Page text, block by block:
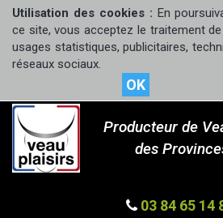
Utilisation des cookies : En
ce site, vous acceptez le traitement
usages statistiques, publicitaires,
réseaux sociaux.
OK
Producteur de
des
03 84 65 14